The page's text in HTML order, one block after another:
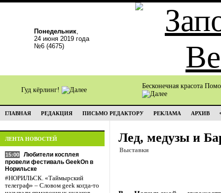
Понедельник,
24 июня 2019 года
№6 (4675)
Гуд кёрлинг!
Бесконечная красота
ГЛАВНАЯ РЕДАКЦИЯ ПИСЬМО РЕДАКТОРУ РЕКЛАМА АРХИВ
ЛЕНТА НОВОСТЕЙ
15:00
Любители косплея
провели фестиваль GeekOn в
Норильске
#НОРИЛЬСК. «Таймырский
телеграф» – Словом geek когда-то
Лед, медузы и
Выставки